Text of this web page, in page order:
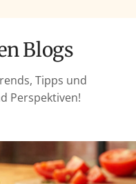
Blogs
Tipps und
Perspektiven!